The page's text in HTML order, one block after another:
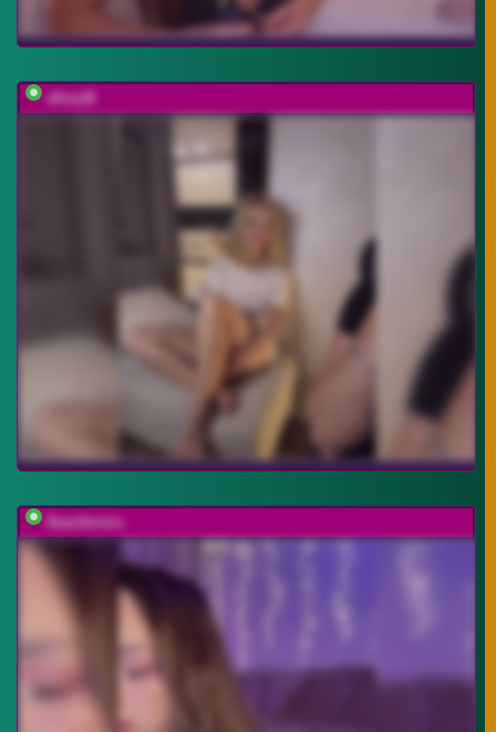
xKeryB
DearAmiira